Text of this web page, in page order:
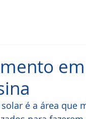
é a área que